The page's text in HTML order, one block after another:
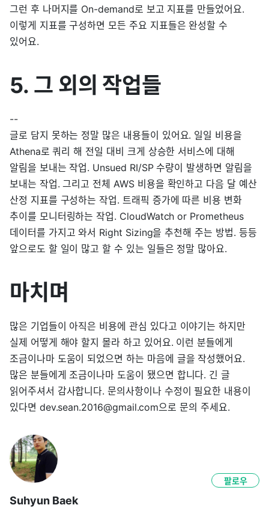
그런 후 나머지를 On-demand로 보고 지표를 만들었어요.
이렇게 지표를 구성하면 모든 주요 지표들은 완성할 수
있어요.
5. 그 외의 작업들
--
글로 담지 못하는 정말 많은 내용들이 있어요. 일일 비용을
Athena로 쿼리 해 전일 대비 크게 상승한 서비스에 대해
알림을 보내는 작업. Unsued RI/SP 수량이 발생하면 알림을
보내는 작업. 그리고 전체 AWS 비용을 확인하고 다음 달 예산
산정 지표를 구성하는 작업. 트래픽 증가에 따른 비용 변화
추이를 모니터링하는 작업. CloudWatch or Prometheus
데이터를 가지고 와서 Right Sizing을 추천해 주는 방법. 등등
앞으로도 할 일이 많고 할 수 있는 일들은 정말 많아요.
마치며
많은 기업들이 아직은 비용에 관심 있다고 이야기는 하지만
실제 어떻게 해야 할지 몰라 하고 있어요. 이런 분들에게
조금이나마 도움이 되었으면 하는 마음에 글을 작성했어요.
많은 분들에게 조금이나마 도움이 됐으면 합니다. 긴 글
읽어주셔서 감사합니다. 문의사항이나 수정이 필요한 내용이
있다면 dev.sean.2016@gmail.com으로 문의 주세요.
Suhyun Baek
팔로우